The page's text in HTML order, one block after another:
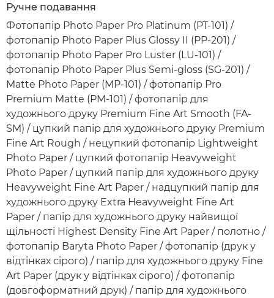
Ручне подавання
Фотопапір Photo Paper Pro Platinum (PT-101) /
фотопапір Photo Paper Plus Glossy II (PP-201) /
фотопапір Photo Paper Pro Luster (LU-101) /
фотопапір Photo Paper Plus Semi-gloss (SG-201) /
Matte Photo Paper (MP-101) / фотопапір Pro
Premium Matte (PM-101) / фотопапір для
художнього друку Premium Fine Art Smooth (FA-
SM) / цупкий папір для художнього друку Premium
Fine Art Rough / нецупкий фотопапір Lightweight
Photo Paper / цупкий фотопапір Heavyweight
Photo Paper / цупкий папір для художнього друку
Heavyweight Fine Art Paper / надцупкий папір для
художнього друку Extra Heavyweight Fine Art
Paper / папір для художнього друку найвищої
щільності Highest Density Fine Art Paper / полотно /
фотопапір Baryta Photo Paper / фотопапір (друк у
відтінках сірого) / папір для художнього друку Fine
Art Paper (друк у відтінках сірого) / фотопапір
(довгоформатний друк) / папір для художнього